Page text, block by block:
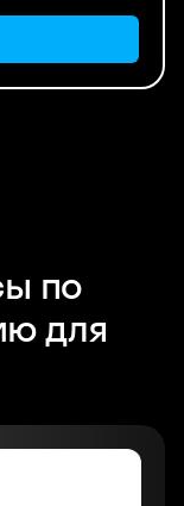
по
для